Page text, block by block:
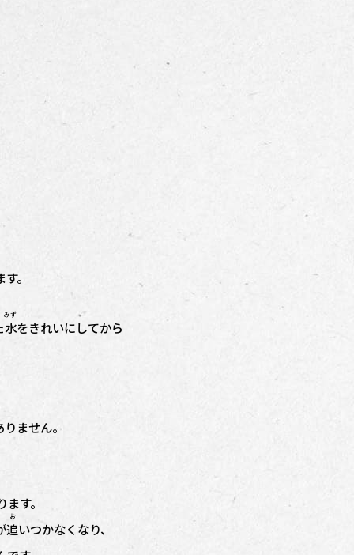
。
水
みず
をきれいにしてから
ません。
ます。
追
お
いつかなくなり、